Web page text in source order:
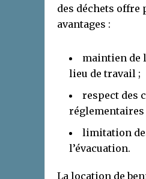
des déchets offre
avantages :
maintien de
lieu de travail ;
respect des
réglementaires
limitation
l’évacuation.
La location de